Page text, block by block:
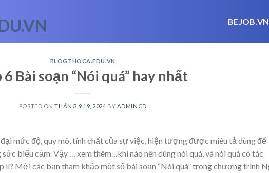
BEJOB.VN
BLOGTHOCA.EDU.VN
6 Bài soạn “Nói quá” hay nhất
POSTED ONTHÁNG 9 19, 2024 BY ADMINCD
mức độ, quy mô, tính chất của sự việc, hiện tượng được miêu tả dùng để
sức biểu cảm. Vậy
… xem thêm… khi nào nên dùng nói quá, và nói quá có tác
lí? Mời các bạn tham khảo một số bài soạn “Nói quá” trong chương trình